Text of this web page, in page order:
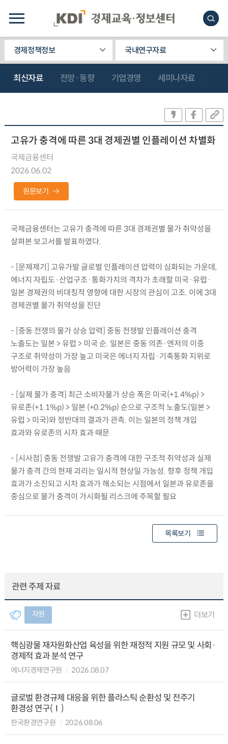
경제정책정보 국내연구자료
최신자료 전망·동향 기업경영 세미나자료
고유가 충격에 따른 3대 경제권별 인플레이션 차별화
국제금융센터
2026.06.02
원문보기
국제금융센터는 고유가 충격에 따른 3대 경제권별 물가 취약성을
살펴본 보고서를 발표하였다.
- [문제제기] 고유가발 글로벌 인플레이션 압력이 심화되는 가운데,
에너지 자립도·산업구조·통화가치의 격차가 초래할 미국·유럽·
일본 경제권의 비대칭적 영향에 대한 시장의 관심이 고조. 이에 3대
경제권별 물가 취약성을 진단
- [중동 전쟁의 물가 상승 압력] 중동 전쟁발 인플레이션 충격
노출도는 일본 > 유럽 > 미국 순. 일본은 중동 의존·엔저의 이중
구조로 취약성이 가장 높고 미국은 에너지 자립·기축통화 지위로
방어력이 가장 높음
- [실제 물가 충격] 최근 소비자물가 상승 폭은 미국(+1.4%p) >
유로존(+1.1%p) > 일본 (+0.2%p) 순으로 구조적 노출도(일본 >
유럽 > 미국)와 정반대의 결과가 관측. 이는 일본의 정책 개입
효과와 유로존의 시차 효과 때문
- [시사점] 중동 전쟁발 고유가 충격에 대한 구조적 취약성과 실제
물가 충격 간의 현재 괴리는 일시적 현상일 가능성. 향후 정책 개입
효과가 소진되고 시차 효과가 해소되는 시점에서 일본과 유로존을
중심으로 물가 충격이 가시화될 리스크에 주목할 필요
목록보기
관련 주제 자료
자원 더보기
핵심광물 재자원화산업 육성을 위한 재정적 지원 규모 및 사회·
경제적 효과 분석 연구
에너지경제연구원 2026.08.07
글로벌 환경규제 대응을 위한 플라스틱 순환성 및 전주기
환경성 연구(Ⅰ)
한국환경연구원 2026.08.06